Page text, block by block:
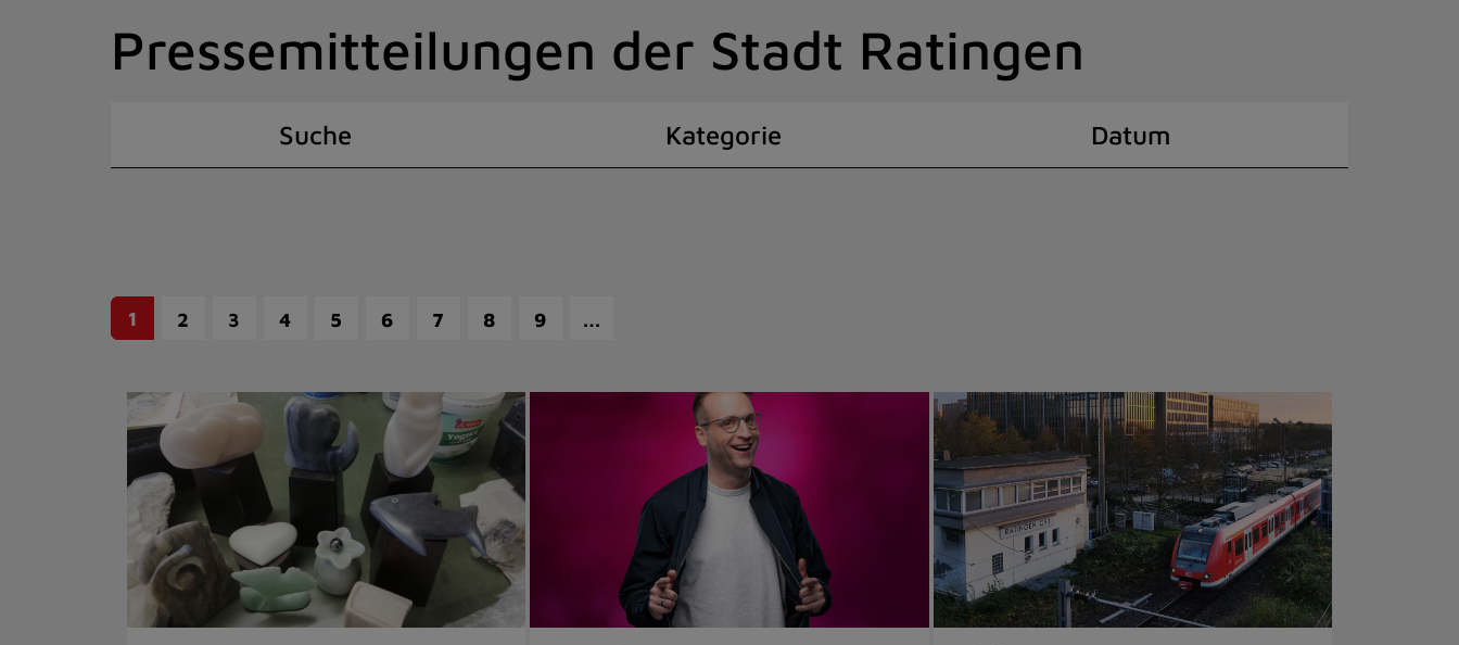
Pressemitteilungen der Stadt Ratingen
Suche Kategorie Datum
1 2 3 4 5 6 7 8 9 …